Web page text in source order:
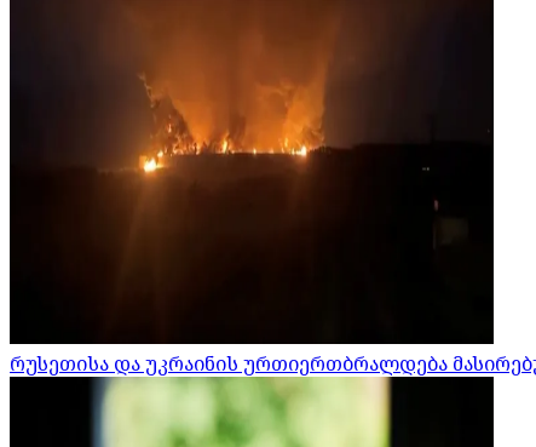
რუსეთისა და უკრაინის ურთიერთბრალდება